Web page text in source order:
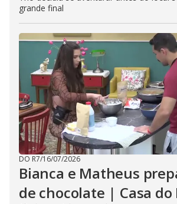
grande final
DO R7/16/07/2026
Bianca e Matheus
de chocolate | Casa do